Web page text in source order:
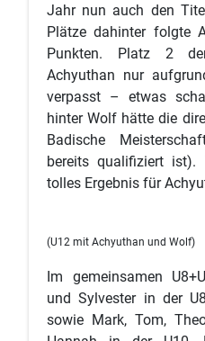
Jahr nun auch den
Plätze dahinter folgte
Punkten. Platz 2
Achyuthan nur
verpasst – etwas
hinter Wolf hätte die
Badische
bereits qualifiziert ist).
tolles Ergebnis für
(U12 mit Achyuthan und Wolf)
Im gemeinsamen
und Sylvester in der
sowie Mark, Tom,